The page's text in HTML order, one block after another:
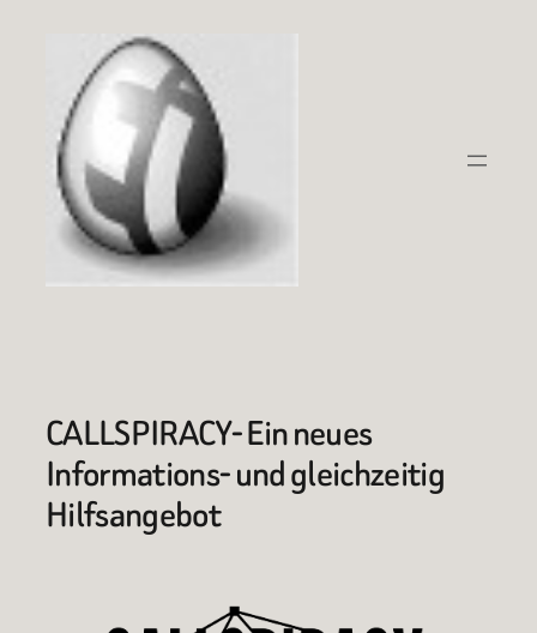
springen
CALLSPIRACY- Ein neues
Informations- und gleichzeitig
Hilfsangebot